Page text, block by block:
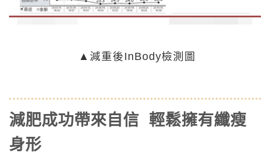
▲減重後InBody檢測圖
減肥成功帶來自信 輕鬆擁有纖瘦
身形